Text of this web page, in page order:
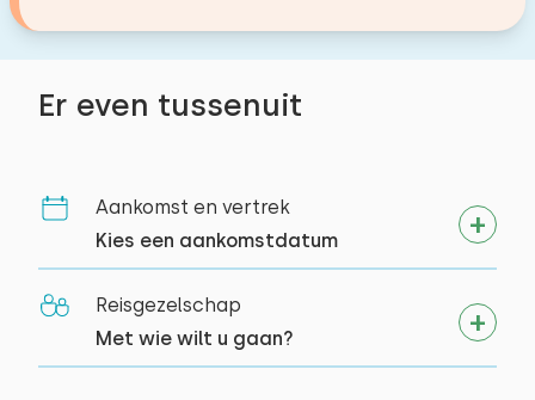
Er even tussenuit
Aankomst en vertrek
Kies een aankomstdatum
Reisgezelschap
Met wie wilt u gaan?
Toegankelijkheid
Volledig op begane grond
Bed: Stapelbed
Bed: Stapelbed